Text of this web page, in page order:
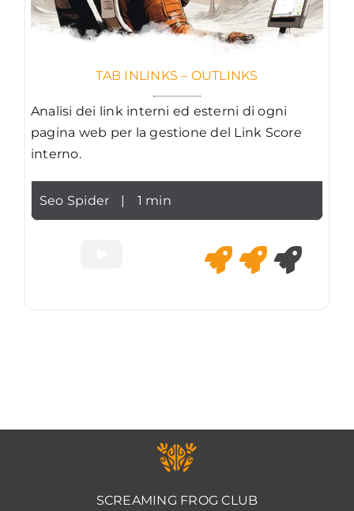
TAB INLINKS – OUTLINKS
Analisi dei link interni ed esterni di ogni
pagina web per la gestione del Link Score
interno.
Seo Spider 1 min
SCREAMING FROG CLUB